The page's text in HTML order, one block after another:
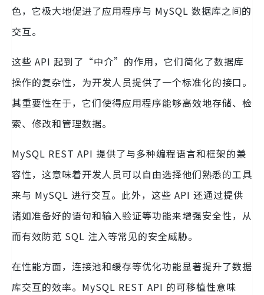
色，它极大地促进了应用程序与 MySQL 数据库之间的
交互。
这些 API 起到了“中介”的作用，它们简化了数据库
操作的复杂性，为开发人员提供了一个标准化的接口。
其重要性在于，它们使得应用程序能够高效地存储、检
索、修改和管理数据。
MySQL REST API 提供了与多种编程语言和框架的兼
容性，这意味着开发人员可以自由选择他们熟悉的工具
来与 MySQL 进行交互。此外，这些 API 还通过提供
诸如准备好的语句和输入验证等功能来增强安全性，从
而有效防范 SQL 注入等常见的安全威胁。
在性能方面，连接池和缓存等优化功能显著提升了数据
库交互的效率。MySQL REST API 的可移植性意味